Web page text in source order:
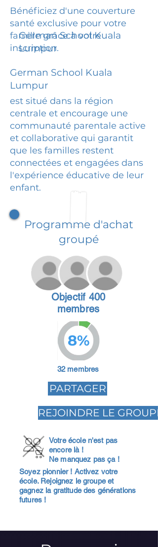
Bénéficiez d'une couverture
santé exclusive pour votre
famille grâce à votre
inscription.
German School Kuala
Lumpur
German School Kuala
Lumpur
est situé dans la région
centrale et encourage une
communauté parentale active
et collaborative qui garantit
que les familles restent
connectées et engagées dans
l'expérience éducative de leur
enfant.
Programme d'achat
groupé
Objectif 400
membres
8%
32 membres
PARTAGER
REJOINDRE LE GROUPE
Votre école n'est pas
encore là !
Ne manquez pas ça !
Soyez pionnier ! Activez votre
école. Rejoignez le groupe et
gagnez la gratitude des générations
futures !